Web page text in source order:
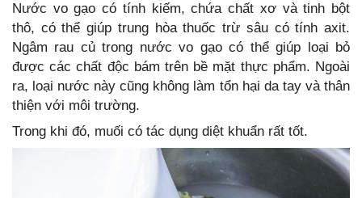
Nước vo gạo có tính kiếm, chứa chất xơ và tinh bột
thô, có thể giúp trung hòa thuốc trừ sâu có tính axit.
Ngâm rau củ trong nước vo gạo có thể giúp loại bỏ
được các chất độc bám trên bề mặt thực phẩm. Ngoài
ra, loại nước này cũng không làm tổn hại da tay và thân
thiện với môi trường.
Trong khi đó, muối có tác dụng diệt khuẩn rất tốt.